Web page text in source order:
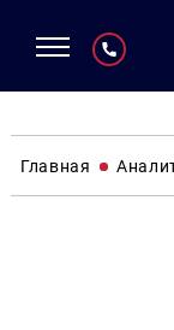
Главная